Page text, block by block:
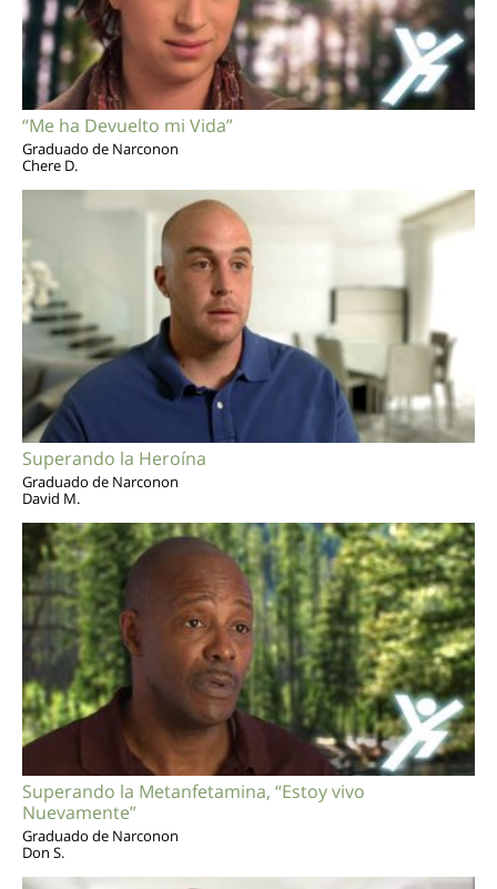
“Me ha Devuelto mi Vida”
Graduado de Narconon
Chere D.
Superando la Heroína
Graduado de Narconon
David M.
Superando la Metanfetamina, “Estoy vivo
Nuevamente”
Graduado de Narconon
Don S.